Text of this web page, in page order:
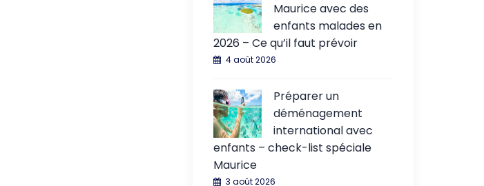
Maurice avec des
enfants malades en
2026 – Ce qu’il faut prévoir
4 août 2026
Préparer un
déménagement
international avec
enfants – check-list spéciale
Maurice
3 août 2026